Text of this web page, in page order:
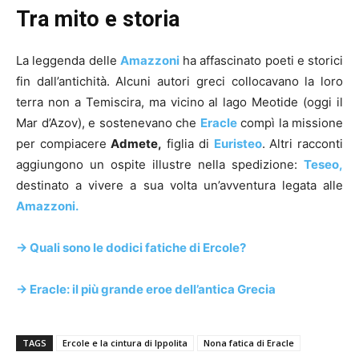
Tra mito e storia
La leggenda delle Amazzoni ha affascinato poeti e storici
fin dall’antichità. Alcuni autori greci collocavano la loro
terra non a Temiscira, ma vicino al lago Meotide (oggi il
Mar d’Azov), e sostenevano che Eracle compì la missione
per compiacereAdmete, figlia di Euristeo. Altri racconti
aggiungono un ospite illustre nella spedizione: Teseo,
destinato a vivere a sua volta un’avventura legata alle
Amazzoni.
-> Quali sono le dodici fatiche di Ercole?
-> Eracle: il più grande eroe dell’antica Grecia
TAGS Ercole e la cintura di Ippolita Nona fatica di Eracle